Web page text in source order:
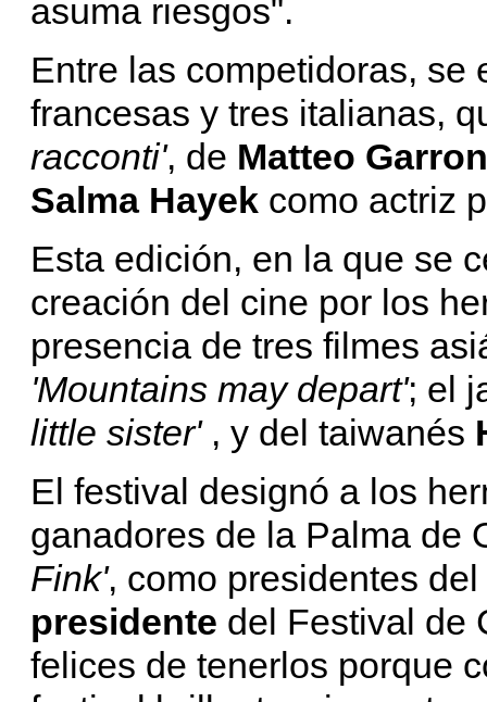
asuma riesgos".
Entre las competidoras, se
francesas y tres italianas,
racconti', de Matteo
Salma Hayek como actriz
Esta edición, en la que se
creación del cine por los
presencia de tres filmes
'Mountains may depart'; el
little sister', y del taiwanés
El festival designó a los
ganadores de la Palma de
Fink', como presidentes
presidente del Festival de
felices de tenerlos porque